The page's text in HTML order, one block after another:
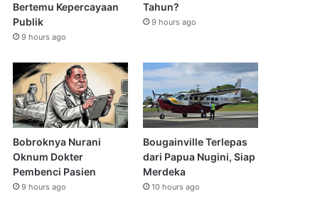
Bertemu Kepercayaan
Publik
9 hours ago
Tahun?
9 hours ago
Bobroknya Nurani
Oknum Dokter
Pembenci Pasien
9 hours ago
Bougainville Terlepas
dari Papua Nugini, Siap
Merdeka
10 hours ago